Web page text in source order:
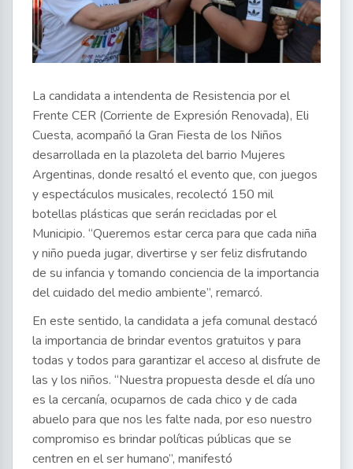
La candidata a intendenta de Resistencia por el
Frente CER (Corriente de Expresión Renovada), Eli
Cuesta, acompañó la Gran Fiesta de los Niños
desarrollada en la plazoleta del barrio Mujeres
Argentinas, donde resaltó el evento que, con juegos
y espectáculos musicales, recolectó 150 mil
botellas plásticas que serán recicladas por el
Municipio. “Queremos estar cerca para que cada niña
y niño pueda jugar, divertirse y ser feliz disfrutando
de su infancia y tomando conciencia de la importancia
del cuidado del medio ambiente”, remarcó.
En este sentido, la candidata a jefa comunal destacó
la importancia de brindar eventos gratuitos y para
todas y todos para garantizar el acceso al disfrute de
las y los niños. “Nuestra propuesta desde el día uno
es la cercanía, ocuparnos de cada chico y de cada
abuelo para que nos les falte nada, por eso nuestro
compromiso es brindar políticas públicas que se
centren en el ser humano”, manifestó